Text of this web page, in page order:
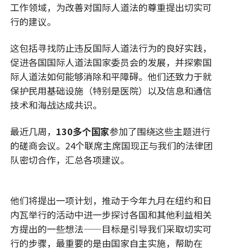
工作领域，为改善对国际人道法的尊重提出切实可
行的建议。
这包括寻找防止违反国际人道法行为的良好实践，
促进各国国际人道法国家委员会的发展，并探索国
际人道法如何能够消除和平障碍。他们还致力于就
保护民用基础设施（特别是医院）以及信息和通信
技术和海战达成共识。
最近几周， 130多个国家参加了围绕这些主题进行
的磋商会议。24个联席主席国现正与我们的法律团
队密切合作，汇总各项建议。
他们将提出一项计划，推动于今年九月在纽约和日
内瓦举行的活动中进一步探讨各国和其他利益相关
方提出的一些想法——目标是引导我们采取切实可
行的步骤，最重要的是由国家自主实施，帮助在